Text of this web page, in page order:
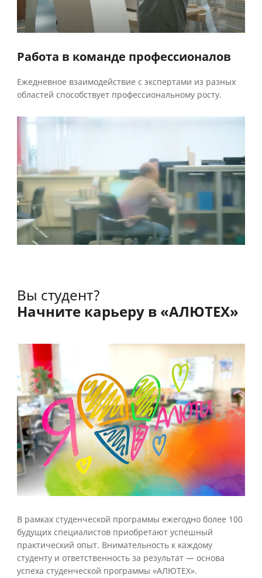
Работа в команде профессионалов
Ежедневное взаимодействие с экспертами из разных
областей способствует профессиональному росту.
Вы студент?
Начните карьеру в «АЛЮТЕХ»
В рамках студенческой программы ежегодно более 100
будущих специалистов приобретают успешный
практический опыт. Внимательность к каждому
студенту и ответственность за результат — основа
успеха студенческой программы «АЛЮТЕХ».